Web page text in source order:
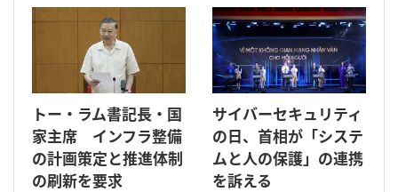
トー・ラム書記長・国
家主席 インフラ整備
の計画策定と推進体制
の刷新を要求
サイバーセキュリティ
の日、首相が「システ
ムと人の保護」の連携
を訴える